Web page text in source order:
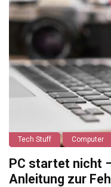
Tech Stuff Computer
PC startet nicht
Anleitung zur